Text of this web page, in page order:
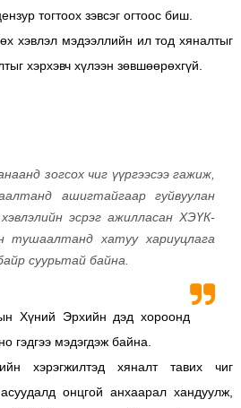
тогтоох зэвсэг огтоос биш.
хэвлэл мэдээллийн ил тод хяналтыг
хэрхэвч хүлээн зөвшөөрөхгүй.
зогсох чиг үүргээсээ гажиж,
ашигтайгаар гуйвуулан
эсрэг ажилласан ХЭҮК-
тушаалтанд хатуу хариуцлага
суурьтай байна.
Хүний Эрхийн дэд хороонд
гэдгээ мэдэгдэж байна.
хэрэгжилтэд хяналт тавих чиг
онцгой анхаарал хандуулж,